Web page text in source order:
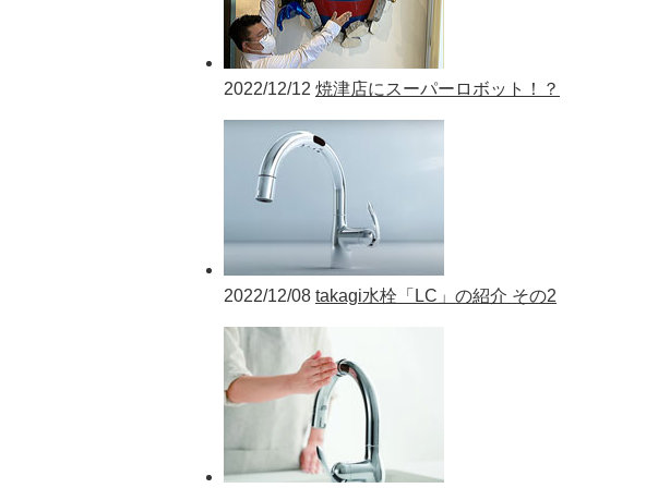
2022/12/12 焼津店にスーパーロボット！？
2022/12/08 takagi水栓「LC」の紹介 その2